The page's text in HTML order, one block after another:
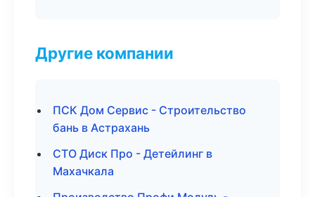
Другие компании
ПСК Дом Сервис - Строительство
бань в Астрахань
СТО Диск Про - Детейлинг в
Махачкала